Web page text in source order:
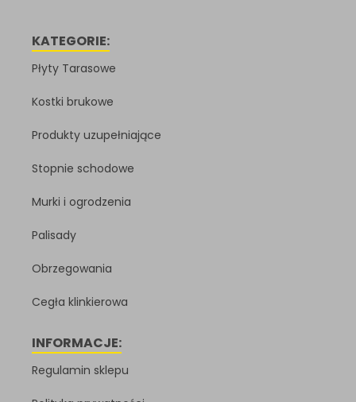
KATEGORIE:
Płyty Tarasowe
Kostki brukowe
Produkty uzupełniające
Stopnie schodowe
Murki i ogrodzenia
Palisady
Obrzegowania
Cegła klinkierowa
INFORMACJE:
Regulamin sklepu